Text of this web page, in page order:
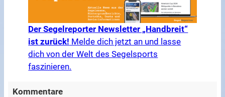
Der Segelreporter Newsletter „Handbreit“
ist zurück! Melde dich jetzt an und lasse
dich von der Welt des Segelsports
faszinieren.
Kommentare